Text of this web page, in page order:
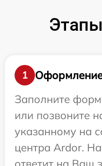
1
Заполните
или позвоните
указанному на
центра Ardor.